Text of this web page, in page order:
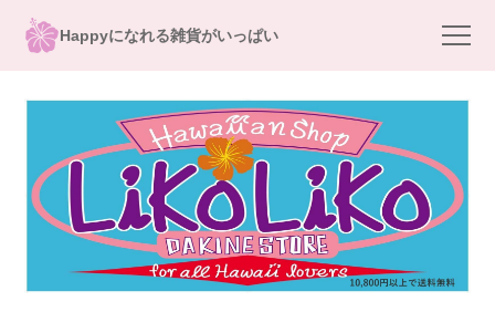
Happyになれる雑貨がいっぱい